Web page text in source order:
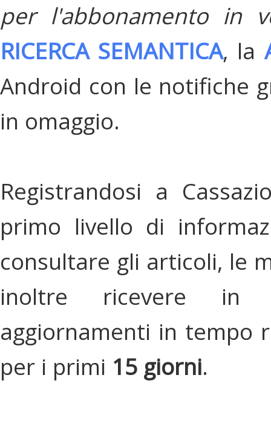
per l'abbonamento in
RICERCA SEMANTICA, la
Android con le notifiche
in omaggio.
Registrandosi a
primo livello di
consultare gli articoli, le
inoltre ricevere in
aggiornamenti in tempo
per i primi 15 giorni.